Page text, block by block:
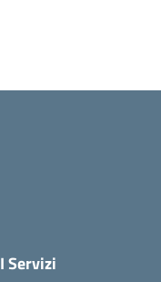
I Servizi